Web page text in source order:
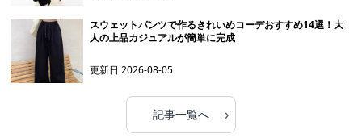
スウェットパンツで作るきれいめコーデおすすめ14選！大
人の上品カジュアルが簡単に完成
更新日2026-08-05
記事一覧へ ›